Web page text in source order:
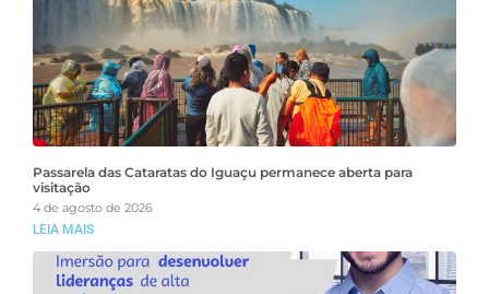
Passarela das Cataratas do Iguaçu permanece aberta para
visitação
4 de agosto de 2026
LEIA MAIS